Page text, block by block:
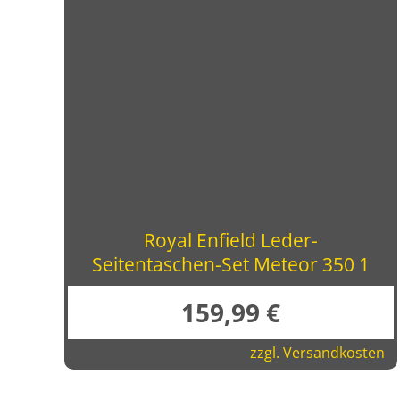
Royal Enfield Leder-
Seitentaschen-Set Meteor 350 1
159,99 €
zzgl.Versandkosten